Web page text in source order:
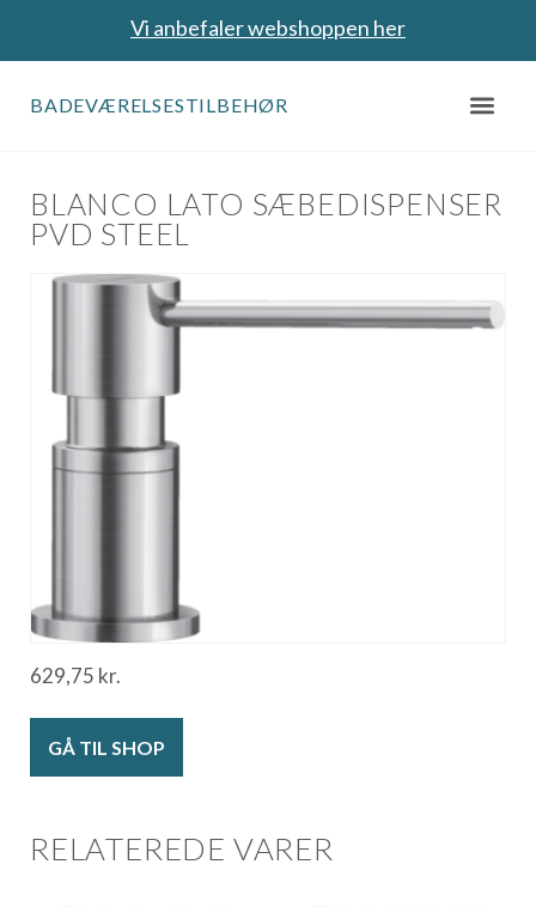
Vi anbefaler webshoppen her
BADEVÆRELSESTILBEHØR
BLANCO LATO SÆBEDISPENSER
PVD STEEL
629,75 kr.
GÅ TIL SHOP
RELATEREDE VARER